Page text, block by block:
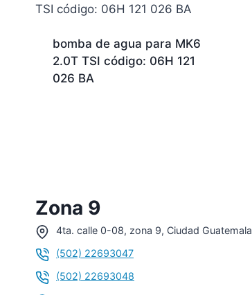
bomba de agua para MK6
2.0T TSI código: 06H 121
026 BA
Zona 9
4ta. calle 0-08, zona 9, Ciudad Guatemala
(502) 22693047
(502) 22693048